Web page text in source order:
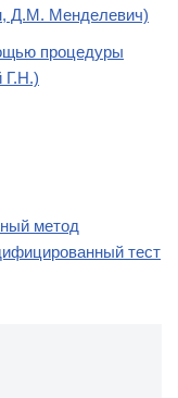
Д.М. Менделевич)
процедуры
Г.Н.)
метод
тест